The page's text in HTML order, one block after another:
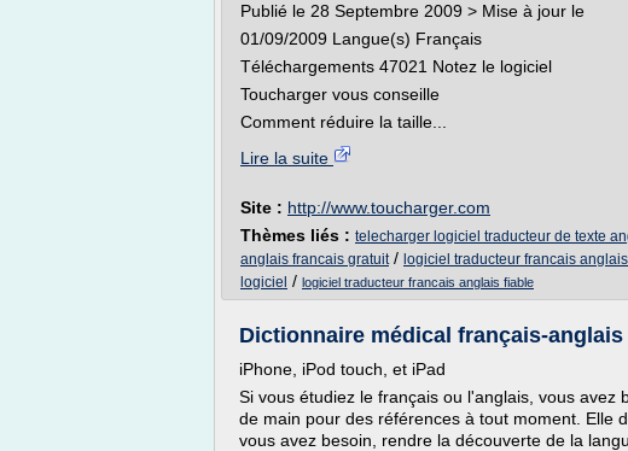
Publié le 28 Septembre 2009 > Mise à jour le
01/09/2009 Langue(s) Français
Téléchargements 47021 Notez le logiciel
Toucharger vous conseille
Comment réduire la taille...
Lire la suite
Site : http://www.toucharger.com
Thèmes liés : telecharger logiciel traducteur de texte
anglais francais gratuit/ logiciel traducteur francais
logiciel / logiciel traducteur francais anglais fiable
Dictionnaire médical français-
iPhone, iPod touch, et iPad
Si vous étudiez le français ou l'anglais, vous
de main pour des références à tout moment. Elle
vous avez besoin, rendre la découverte de la